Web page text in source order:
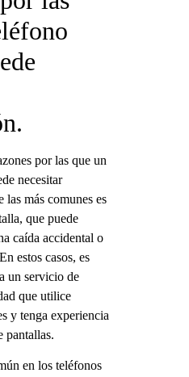
por las que un
necesitar
las más comunes es
que puede
caída accidental o
estos casos, es
un servicio de
que utilice
y tenga experiencia
pantallas.
en los teléfonos